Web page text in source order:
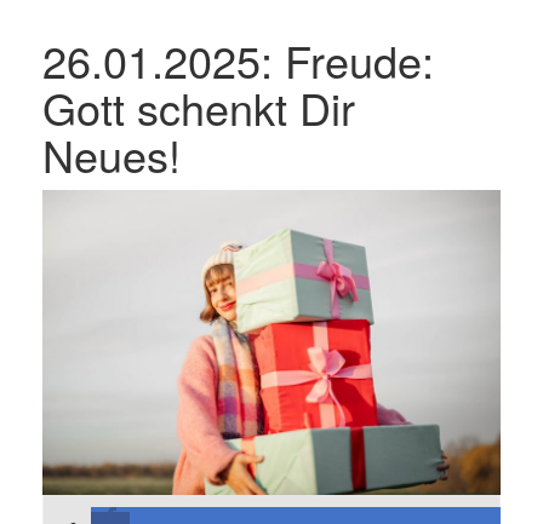
26.01.2025: Freude:
Gott schenkt Dir
Neues!